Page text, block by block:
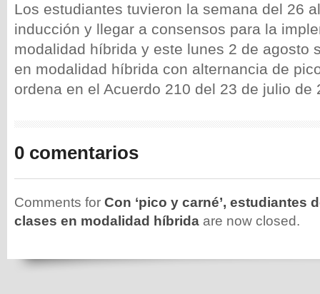
Los estudiantes tuvieron la semana del 26
inducción y llegar a consensos para la
modalidad híbrida y este lunes 2 de agosto
en modalidad híbrida con alternancia de
ordena en el Acuerdo 210 del 23 de julio de
0 comentarios
Comments for Con ‘pico y carné’, estudiantes
clases en modalidad híbrida are now closed.